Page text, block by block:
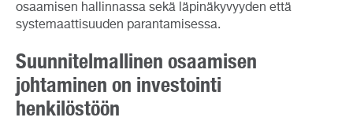
osaamisen hallinnassa sekä läpinäkyvyyden että
systemaattisuuden parantamisessa.
Suunnitelmallinen osaamisen
johtaminen on investointi
henkilöstöön